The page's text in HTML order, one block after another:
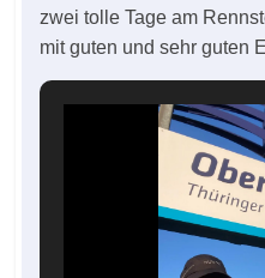
zwei tolle Tage am
mit guten und sehr guten